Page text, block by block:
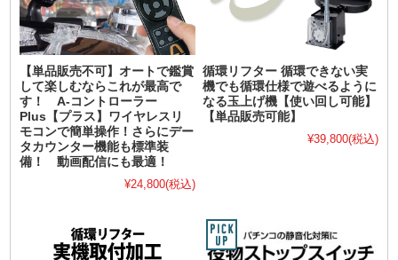
【単品販売不可】オートで鑑賞
して楽しむならこれが最高で
す！ A-コントローラー
Plus【プラス】ワイヤレスリ
モコンで簡単操作！さらにデー
タカウンター機能も標準装
備！ 動画配信にも最適！
¥24,800(税込)
循環リフター 循環できない実
機でも循環仕様で遊べるように
なる玉上げ機【使い回し可能】
【単品販売可能】
¥39,800(税込)